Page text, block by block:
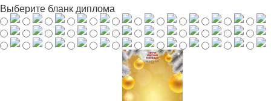
Выберите бланк диплома